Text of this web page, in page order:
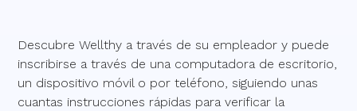
Descubre Wellthy a través de su empleador y puede
inscribirse a través de una computadora de escritorio,
un dispositivo móvil o por teléfono, siguiendo unas
cuantas instrucciones rápidas para verificar la